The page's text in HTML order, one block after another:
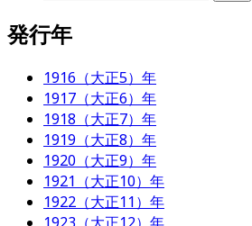
発行年
1916（大正5）年
1917（大正6）年
1918（大正7）年
1919（大正8）年
1920（大正9）年
1921（大正10）年
1922（大正11）年